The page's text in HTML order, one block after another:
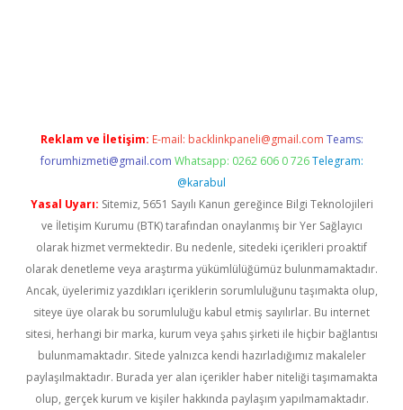
Reklam ve İletişim: E-mail: backlinkpaneli@gmail.com Teams:
forumhizmeti@gmail.com Whatsapp: 0262 606 0 726 Telegram:
@karabul
Yasal Uyarı: Sitemiz, 5651 Sayılı Kanun gereğince Bilgi Teknolojileri
ve İletişim Kurumu (BTK) tarafından onaylanmış bir Yer Sağlayıcı
olarak hizmet vermektedir. Bu nedenle, sitedeki içerikleri proaktif
olarak denetleme veya araştırma yükümlülüğümüz bulunmamaktadır.
Ancak, üyelerimiz yazdıkları içeriklerin sorumluluğunu taşımakta olup,
siteye üye olarak bu sorumluluğu kabul etmiş sayılırlar. Bu internet
sitesi, herhangi bir marka, kurum veya şahıs şirketi ile hiçbir bağlantısı
bulunmamaktadır. Sitede yalnızca kendi hazırladığımız makaleler
paylaşılmaktadır. Burada yer alan içerikler haber niteliği taşımamakta
olup, gerçek kurum ve kişiler hakkında paylaşım yapılmamaktadır.